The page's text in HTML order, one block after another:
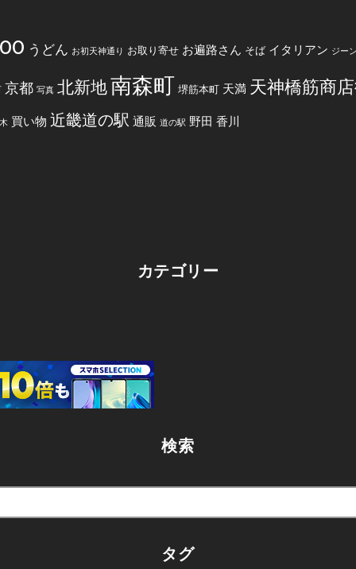
うどん お初天神通り お取り寄せ お遍路さん そば イタリアン ジー
京都 写真 北新地南森町 堺筋本町 天満 天神橋筋商
買い物 近畿道の駅 通販 道の駅 野田 香川
カテゴリー
検索
タグ